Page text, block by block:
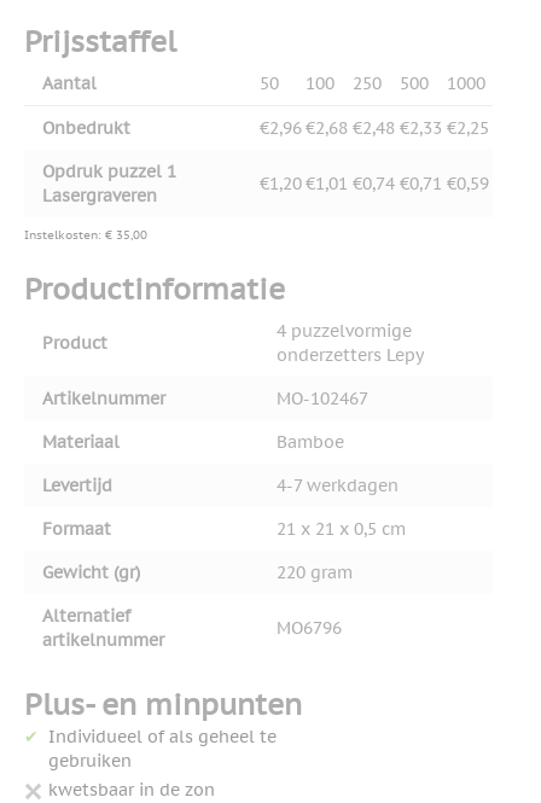
Prijsstaffel
Aantal 50 100 250 500 1000
Onbedrukt €2,96€2,68 €2,48 €2,33 €2,25
Opdruk puzzel 1
Lasergraveren
€1,20€1,01 €0,74 €0,71 €0,59
Instelkosten: € 35,00
Productinformatie
Product
4 puzzelvormige
onderzetters Lepy
Artikelnummer
MO-102467
Materiaal
Bamboe
Levertijd
4-7 werkdagen
Formaat
21 x 21 x 0,5 cm
Gewicht (gr)
220 gram
Alternatief
artikelnummer
MO6796
Plus- en minpunten
Individueel of als geheel te
gebruiken
kwetsbaar in de zon